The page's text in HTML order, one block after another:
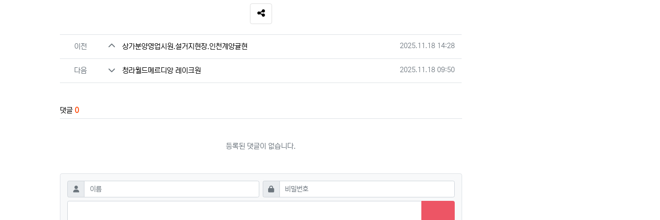
SNS 공유
관련자료
이전 상가분양영업시원.설거지현장.인천계양귤현 작성일
2025.11.18 14:28
다음 청라월드메르디앙 레이크원 작성일
2025.11.18 09:50
댓글 0
등록된 댓글이 없습니다.
댓글쓰기
이름 필수 비밀번호필수